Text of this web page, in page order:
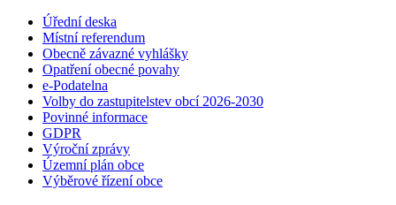
Úřední deska
Místní referendum
Obecně závazné vyhlášky
Opatření obecné povahy
e-Podatelna
Volby do zastupitelstev obcí 2026-2030
Povinné informace
GDPR
Výroční zprávy
Územní plán obce
Výběrové řízení obce